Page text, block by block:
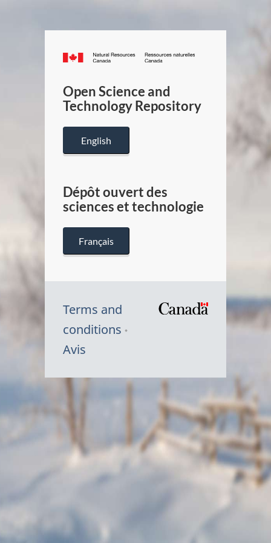
Canada.ca
/
Canada
Open Science and
Technology Repository
English
Dépôt ouvert des
sciences et technologie
Français
Terms and
conditions
Avis
Symbole
Canada